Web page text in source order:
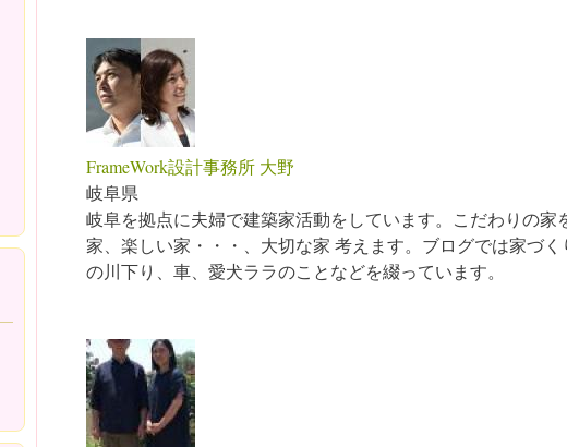
FrameWork設計事務所 大野
岐阜県
岐阜を拠点に夫婦で建築家活動をしています。こだわりの家
家、楽しい家・・・、大切な家 考えます。ブログでは家づ
の川下り、車、愛犬ララのことなどを綴っています。